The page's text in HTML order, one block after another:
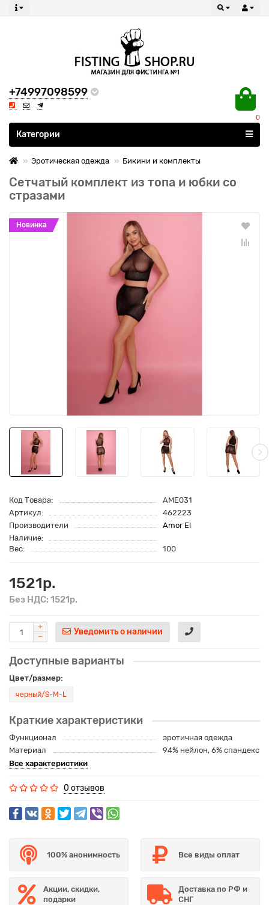
+74997098599
0
Все категории
Категории
Эротическая одежда Бикини и комплекты
Сетчатый комплект из топа и юбки со
стразами
Новинка
Код Товара:
AME031
Артикул:
462223
Производители
Amor El
Наличие:
Вес:
100
1521р.
Без НДС: 1521р.
Уведомить о наличии
Доступные варианты
Цвет/размер:
черный/S-M-L
Краткие характеристики
Функционал
эротичная одежда
Материал
94% нейлон, 6% спандекс
Все характеристики
0 отзывов
100% анонимность Все виды оплат
Акции, скидки,
подарки
Доставка по РФ и
СНГ